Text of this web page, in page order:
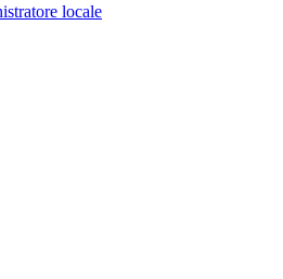
locale